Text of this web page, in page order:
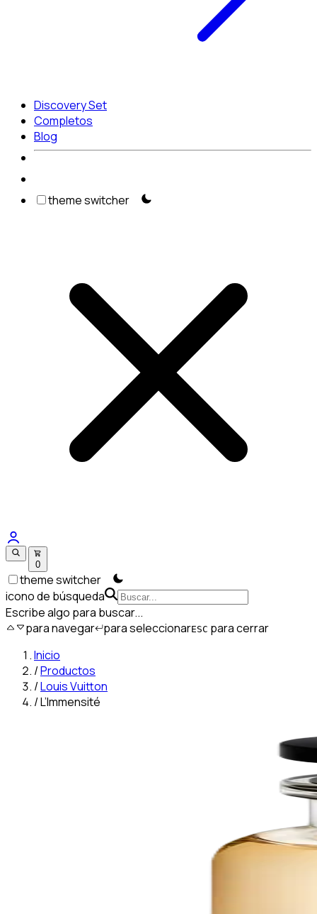
Discovery Set
Completos
Blog
theme switcher
0
theme switcher
icono de búsqueda
Escribe algo para buscar...
para navegar para seleccionarESC para cerrar
Inicio
/Productos
/Louis Vuitton
/L’Immensité